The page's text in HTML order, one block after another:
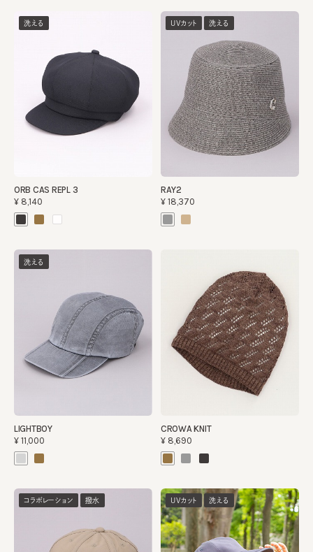
洗える
ORB CAS REPL 3
¥8,140
UVカット 洗える
RAY2
¥18,370
洗える
LIGHTBOY
¥11,000
CROWA KNIT
¥8,690
コラボレーション 撥水 UVカット 洗える